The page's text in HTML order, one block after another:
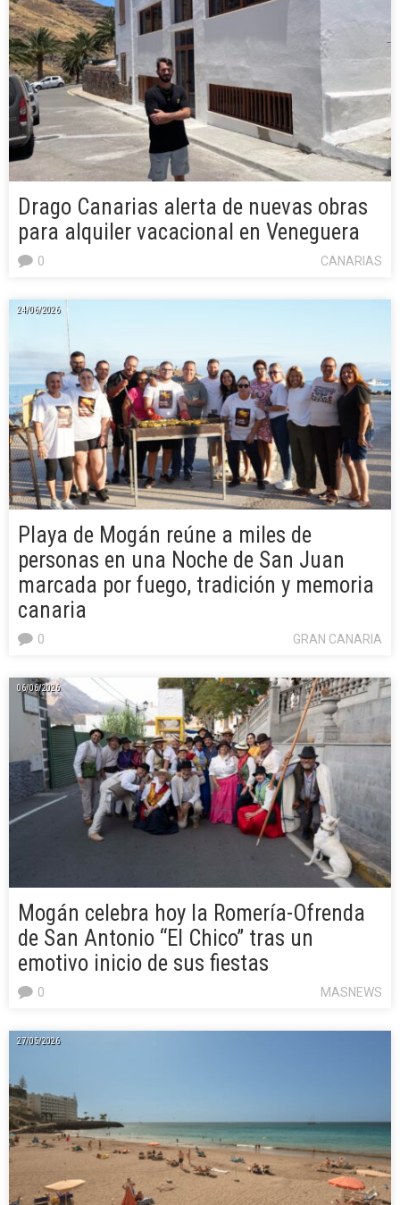
Drago Canarias alerta de nuevas obras
para alquiler vacacional en Veneguera
CANARIAS
0
24/06/2026
Playa de Mogán reúne a miles de
personas en una Noche de San Juan
marcada por fuego, tradición y memoria
canaria
GRAN CANARIA
0
06/06/2026
Mogán celebra hoy la Romería-Ofrenda
de San Antonio “El Chico” tras un
emotivo inicio de sus fiestas
MASNEWS
0
27/05/2026